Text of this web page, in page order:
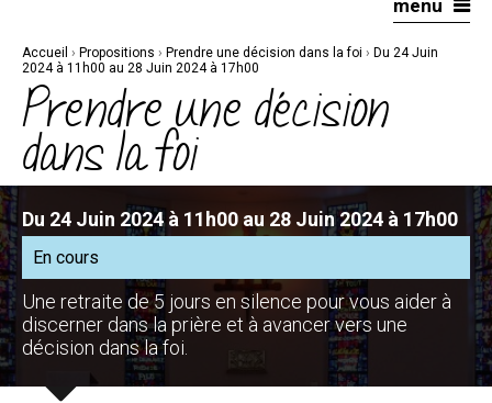
navigation
menu
Accueil › Propositions › Prendre une décision dans la foi › Du 24 Juin
2024 à 11h00 au 28 Juin 2024 à 17h00
Prendre une décision
dans la foi
Du 24 Juin 2024 à 11h00 au 28 Juin 2024 à 17h00
En cours
Une retraite de 5 jours en silence pour vous aider à
discerner dans la prière et à avancer vers une
décision dans la foi.